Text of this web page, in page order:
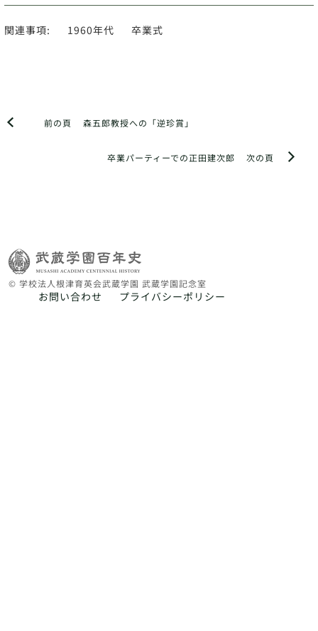
関連事項: 1960年代 卒業式
前の頁 森五郎教授への「逆珍賞」
次の頁
卒業パーティーでの正田建次郎
© 学校法人根津育英会武蔵学園 武蔵学園記念室
お問い合わせ プライバシーポリシー